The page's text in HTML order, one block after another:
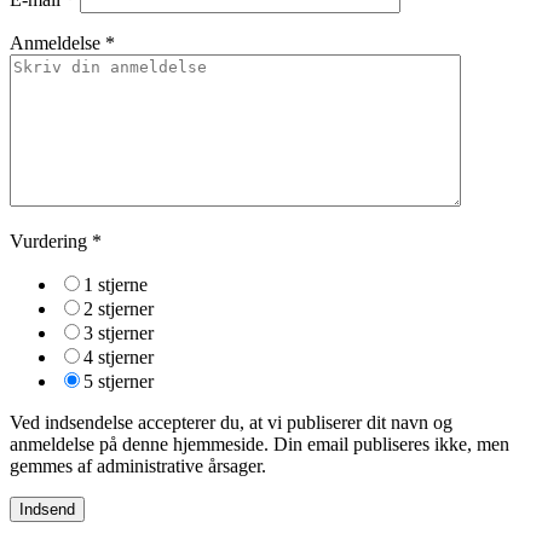
Anmeldelse *
Vurdering *
1 stjerne
2 stjerner
3 stjerner
4 stjerner
5 stjerner
Ved indsendelse accepterer du, at vi publiserer dit navn og
anmeldelse på denne hjemmeside. Din email publiseres ikke, men
gemmes af administrative årsager.